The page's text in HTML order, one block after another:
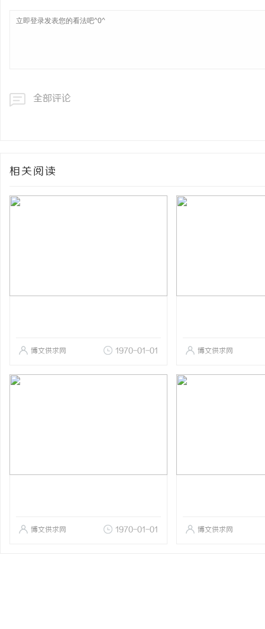
全部评论
相关阅读
博文供求网 1970-01-01 博文供求网
博文供求网 1970-01-01 博文供求网